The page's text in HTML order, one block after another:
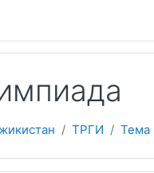
ТРГИ Тема